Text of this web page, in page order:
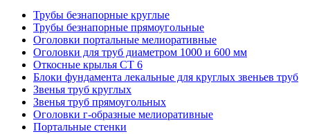
Трубы безнапорные круглые
Трубы безнапорные прямоугольные
Оголовки портальные мелиоративные
Оголовки для труб диаметром 1000 и 600 мм
Откосные крылья СТ 6
Блоки фундамента лекальные для круглых звеньев труб
Звенья труб круглых
Звенья труб прямоугольных
Оголовки г-образные мелиоративные
Портальные стенки